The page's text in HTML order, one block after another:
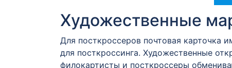
Художественные
Для посткроссеров почтовая карточка
для посткроссинга. Художественные
филокартисты и посткроссеры